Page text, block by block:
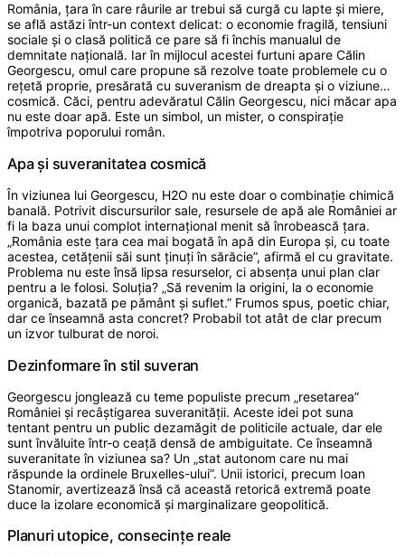
România, țara în care râurile ar trebui să curgă cu lapte și miere,
se află astăzi într-un context delicat: o economie fragilă, tensiuni
sociale și o clasă politică ce pare să fi închis manualul de
demnitate națională. Iar în mijlocul acestei furtuni apare Călin
Georgescu, omul care propune să rezolve toate problemele cu o
rețetă proprie, presărată cu suveranism de dreapta și o viziune…
cosmică. Căci, pentru adevăratul Călin Georgescu, nici măcar apa
nu este doar apă. Este un simbol, un mister, o conspirație
împotriva poporului român.
Apa și suveranitatea cosmică
În viziunea lui Georgescu, H2O nu este doar o combinație chimică
banală. Potrivit discursurilor sale, resursele de apă ale României ar
fi la baza unui complot internațional menit să înrobească țara.
„România este țara cea mai bogată în apă din Europa și, cu toate
acestea, cetățenii săi sunt ținuți în sărăcie”, afirmă el cu gravitate.
Problema nu este însă lipsa resurselor, ci absența unui plan clar
pentru a le folosi. Soluția? „Să revenim la origini, la o economie
organică, bazată pe pământ și suflet.” Frumos spus, poetic chiar,
dar ce înseamnă asta concret? Probabil tot atât de clar precum
un izvor tulburat de noroi.
Dezinformare în stil suveran
Georgescu jonglează cu teme populiste precum „resetarea”
României și recâștigarea suveranității. Aceste idei pot suna
tentant pentru un public dezamăgit de politicile actuale, dar ele
sunt învăluite într-o ceață densă de ambiguitate. Ce înseamnă
suveranitate în viziunea sa? Un „stat autonom care nu mai
răspunde la ordinele Bruxelles-ului”. Unii istorici, precum Ioan
Stanomir, avertizează însă că această retorică extremă poate
duce la izolare economică și marginalizare geopolitică.
Planuri utopice, consecințe reale